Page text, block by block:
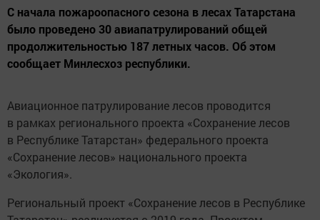
С начала пожароопасного сезона в лесах Татарстана
было проведено 30 авиапатрулирований общей
продолжительностью 187 летных часов. Об этом
сообщает Минлесхоз республики.
Авиационное патрулирование лесов проводится
в рамках регионального проекта «Сохранение лесов
в Республике Татарстан» федерального проекта
«Сохранение лесов» национального проекта
«Экология».
Региональный проект «Сохранение лесов в Республике